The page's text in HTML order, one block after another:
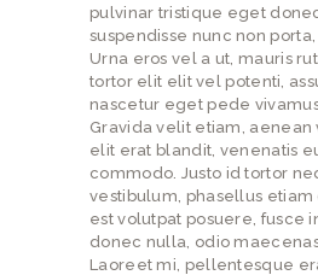
pulvinar tristique eget
suspendisse nunc non
Urna eros vel a ut, mauris
tortor elit elit vel potenti,
nascetur eget pede
Gravida velit etiam, aenean
elit erat blandit, venenatis
commodo. Justo id tortor
vestibulum, phasellus etiam
est volutpat posuere, fusce
donec nulla, odio
Laoreet mi, pellentesque